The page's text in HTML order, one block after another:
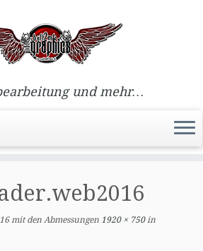
und mehr…
mit den Abmessungen 1920 × 750in